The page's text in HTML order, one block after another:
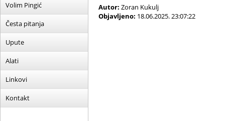
Volim Pingić
Česta pitanja
Upute
Alati
Linkovi
Kontakt
Autor: Zoran Kukulj
Objavljeno: 18.06.2025. 23:07:22